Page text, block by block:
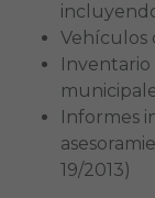
Vehículos
Inventario
Informes
19/2013)